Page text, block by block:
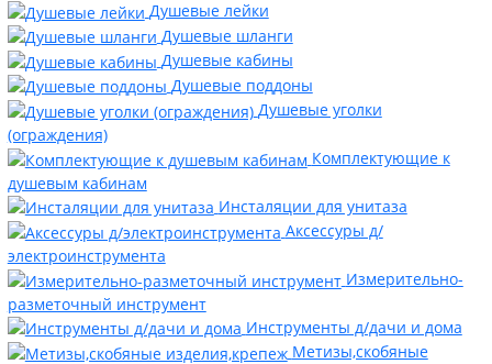
Душевые лейки
Душевые шланги
Душевые кабины
Душевые поддоны
Душевые уголки
(ограждения)
Комплектующие к
душевым кабинам
Инсталяции для унитаза
Аксессуры д/
электроинструмента
Измерительно-
разметочный инструмент
Инструменты д/дачи и дома
Метизы,скобяные